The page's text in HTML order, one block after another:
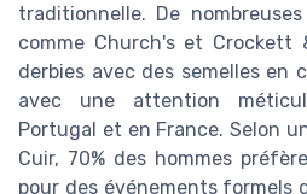
traditionnelle. De
comme Church's et Crockett
derbies avec des semelles en
avec une attention
Portugal et en France. Selon
Cuir, 70% des hommes
pour des événements formels